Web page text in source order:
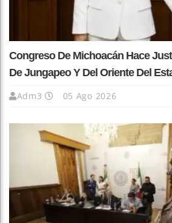
Congreso De Michoacán Hace
De Jungapeo Y Del Oriente Del
Adm3 05 Ago 2026